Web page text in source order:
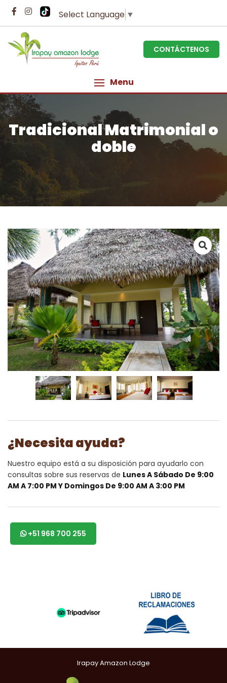
Select Language ▼
CONTÁCTENOS
Menu
Tradicional Matrimonial o
doble
¿Necesita ayuda?
Nuestro equipo está a su disposición para ayudarlo con
consultas sobre sus reservas de Lunes A Sábado De 9:00
AM A 7:00 PM Y Domingos De 9:00 AM A 3:00 PM
+51 968 700 255
Irapay Amazon Lodge